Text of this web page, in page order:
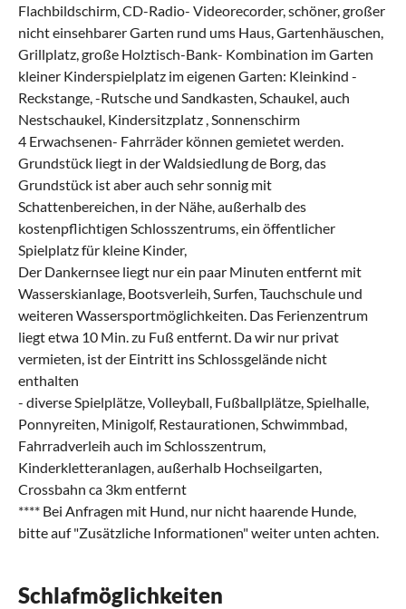
Flachbildschirm, CD-Radio- Videorecorder, schöner, großer
nicht einsehbarer Garten rund ums Haus, Gartenhäuschen,
Grillplatz, große Holztisch-Bank- Kombination im Garten
kleiner Kinderspielplatz im eigenen Garten: Kleinkind -
Reckstange, -Rutsche und Sandkasten, Schaukel, auch
Nestschaukel, Kindersitzplatz , Sonnenschirm
4 Erwachsenen- Fahrräder können gemietet werden.
Grundstück liegt in der Waldsiedlung de Borg, das
Grundstück ist aber auch sehr sonnig mit
Schattenbereichen, in der Nähe, außerhalb des
kostenpflichtigen Schlosszentrums, ein öffentlicher
Spielplatz für kleine Kinder,
Der Dankernsee liegt nur ein paar Minuten entfernt mit
Wasserskianlage, Bootsverleih, Surfen, Tauchschule und
weiteren Wassersportmöglichkeiten. Das Ferienzentrum
liegt etwa 10 Min. zu Fuß entfernt. Da wir nur privat
vermieten, ist der Eintritt ins Schlossgelände nicht
enthalten
- diverse Spielplätze, Volleyball, Fußballplätze, Spielhalle,
Ponnyreiten, Minigolf, Restaurationen, Schwimmbad,
Fahrradverleih auch im Schlosszentrum,
Kinderkletteranlagen, außerhalb Hochseilgarten,
Crossbahn ca 3km entfernt
**** Bei Anfragen mit Hund, nur nicht haarende Hunde,
bitte auf "Zusätzliche Informationen" weiter unten achten.
Schlafmöglichkeiten